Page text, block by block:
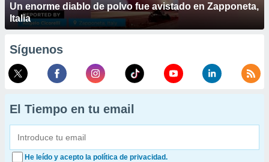
Un enorme diablo de polvo fue avistado en Zapponeta,
Italia
Síguenos
El Tiempo en tu email
He leído y acepto la política de privacidad.